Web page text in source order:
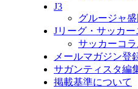
J3
グルージャ盛
Jリーグ・サッカー
サッカーコラ
メールマガジン登
サガンティスタ編
掲載基準について